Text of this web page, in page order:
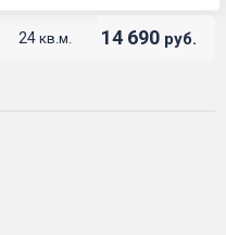
24 кв.м. 14 690 руб.